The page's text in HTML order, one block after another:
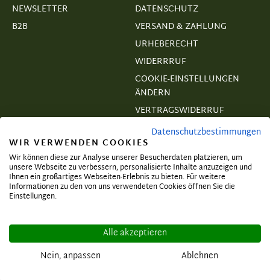
NEWSLETTER
B2B
DATENSCHUTZ
VERSAND & ZAHLUNG
URHEBERECHT
WIDERRRUF
COOKIE-EINSTELLUNGEN
ÄNDERN
VERTRAGSWIDERRUF
Abonnieren und exklusive Angebote
sichern!
Datenschutzbestimmungen
WIR VERWENDEN COOKIES
Wir können diese zur Analyse unserer Besucherdaten platzieren, um
unsere Webseite zu verbessern, personalisierte Inhalte anzuzeigen und
Ihnen ein großartiges Webseiten-Erlebnis zu bieten. Für weitere
Informationen zu den von uns verwendeten Cookies öffnen Sie die
Einstellungen.
Alle akzeptieren
Nein, anpassen
Ablehnen